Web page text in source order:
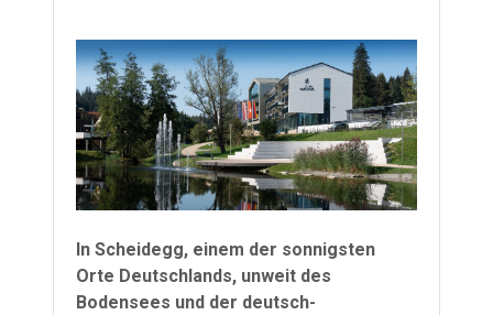
In Scheidegg, einem der sonnigsten
Orte Deutschlands, unweit des
Bodensees und der deutsch-